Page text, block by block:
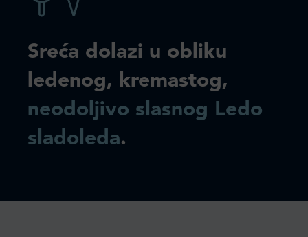
Sreća dolazi u obliku
ledenog, kremastog,
neodoljivo slasnog Ledo
sladoleda.